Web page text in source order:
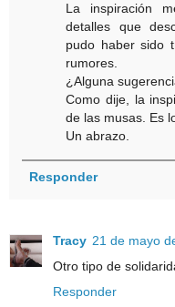
La inspiración
detalles que
pudo haber sido
rumores.
¿Alguna
Como dije, la
de las musas. Es
Un abrazo.
Responder
Tracy 21 de mayo
Otro tipo de
Responder